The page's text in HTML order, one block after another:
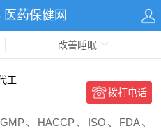
药保健网
改善睡眠
工
拨打电话
、HACCP、ISO、FDA、